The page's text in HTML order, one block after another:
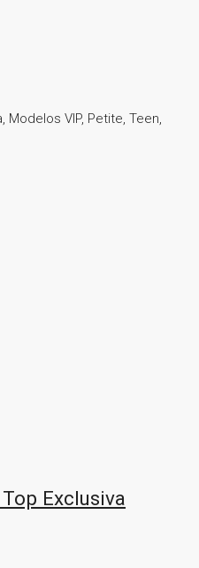
Modelos VIP, Petite, Teen,
Exclusiva